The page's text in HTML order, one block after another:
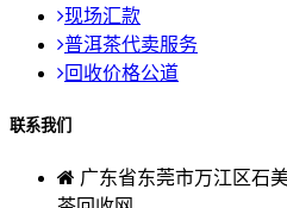
现场汇款
普洱茶代卖服务
回收价格公道
联系我们
广东省东莞市万江区石